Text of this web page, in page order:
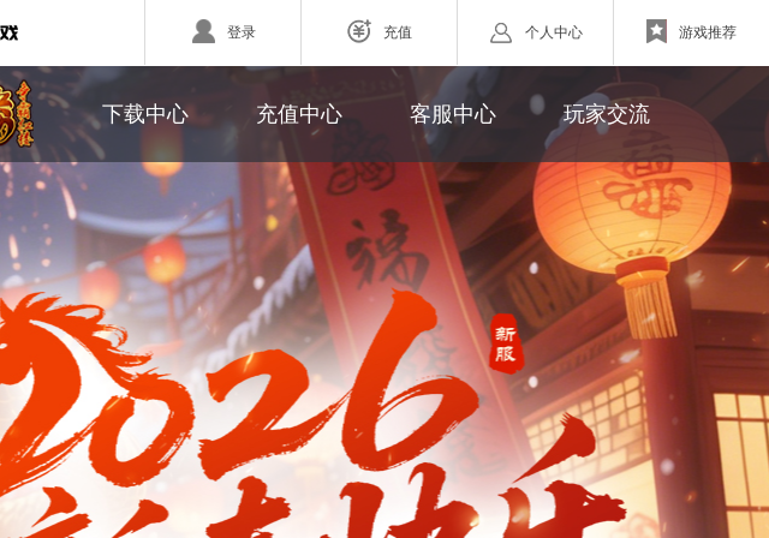
游戏推荐
个人中心
充值
登录
【醉八仙】新派回合制
八仙过海故事背景
【北欧战纪】北欧神话为世界观
小体量好上手
客服中心
特色游戏
勇士无双
网页游戏
ZAZA超级英雄
下载中心 充值中心 客服中心 玩家交流
充值帮助
联系客服 新浪微博
玩家论坛